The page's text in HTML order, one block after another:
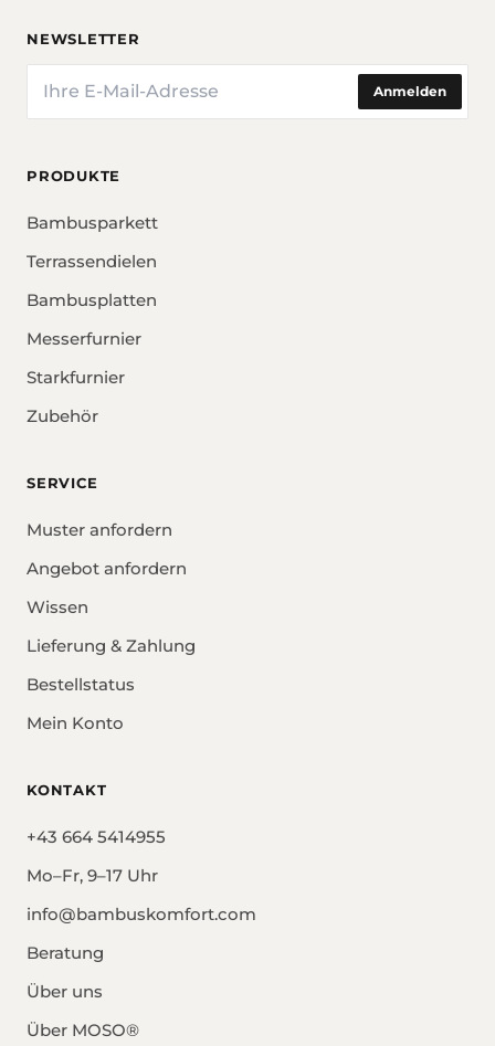
NEWSLETTER
Anmelden
PRODUKTE
Bambusparkett
Terrassendielen
Bambusplatten
Messerfurnier
Starkfurnier
Zubehör
SERVICE
Muster anfordern
Angebot anfordern
Wissen
Lieferung & Zahlung
Bestellstatus
Mein Konto
KONTAKT
+43 664 5414955
Mo–Fr, 9–17 Uhr
info@bambuskomfort.com
Beratung
Über uns
Über MOSO®